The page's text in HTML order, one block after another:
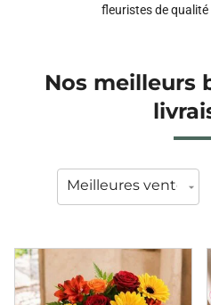
fleuristes de
Nos meilleurs